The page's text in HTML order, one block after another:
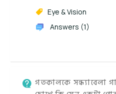
Eye & Vision
Answers (1)
গতকালকে সন্ধ্যাবেলা